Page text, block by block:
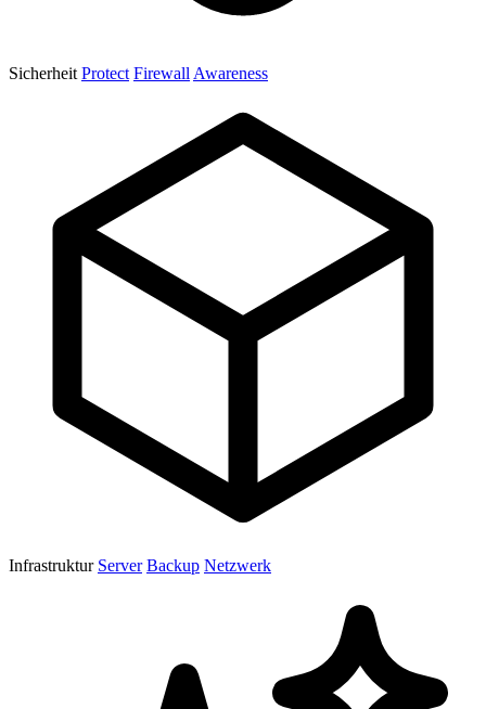
Sicherheit Protect Firewall Awareness
Infrastruktur Server Backup Netzwerk